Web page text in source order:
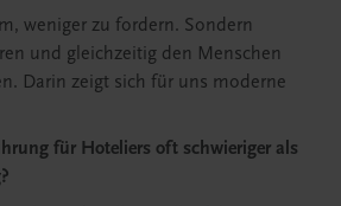
weniger zu fordern. Sondern
und gleichzeitig den Menschen
Darin zeigt sich für uns moderne
für Hoteliers oft schwieriger als